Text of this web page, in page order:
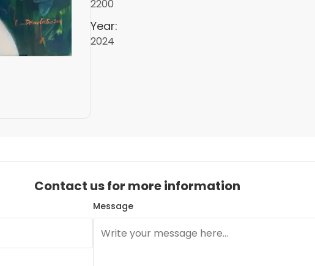
2200
Year:
2024
Contact us for more information
Message